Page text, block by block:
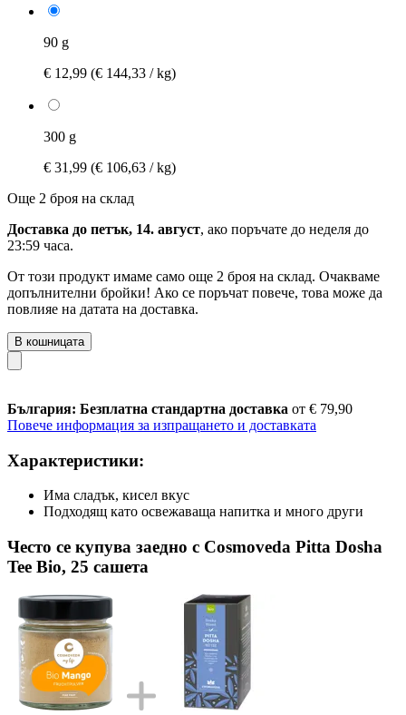
90 g
€ 12,99 (€ 144,33 / kg)
300 g
€ 31,99 (€ 106,63 / kg)
Още 2 броя на склад
Доставка до петък, 14. август, ако поръчате до неделя до
23:59 часа.
От този продукт имаме само още 2 броя на склад. Очакваме
допълнителни бройки! Ако се поръчат повече, това може да
повлияе на датата на доставка.
В кошницата
България: Безплатна стандартна доставка от € 79,90
Повече информация за изпращането и доставката
Характеристики:
Има сладък, кисел вкус
Подходящ като освежаваща напитка и много други
Често се купува заедно с Cosmoveda Pitta Dosha
Tee Bio, 25 сашета